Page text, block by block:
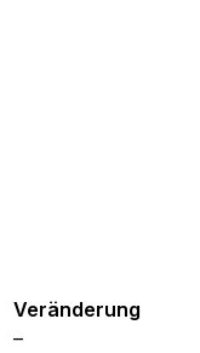
Veränderung
–